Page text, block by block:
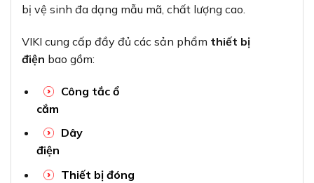
bị vệ sinh đa dạng mẫu mã, chất lượng cao.
VIKI cung cấp đầy đủ các sản phẩm thiết bị
điện bao gồm:
Công tắc ổ
cắm
Dây
điện
Thiết bị đóng